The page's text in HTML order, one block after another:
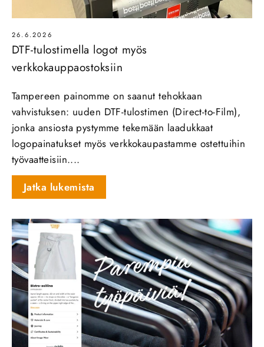
26.6.2026
DTF-tulostimella logot myös
verkkokauppaostoksiin
Tampereen painomme on saanut tehokkaan
vahvistuksen: uuden DTF‑tulostimen (Direct‑to‑Film),
jonka ansiosta pystymme tekemään laadukkaat
logopainatukset myös verkkokaupastamme ostettuihin
työvaatteisiin....
Jatka lukemista